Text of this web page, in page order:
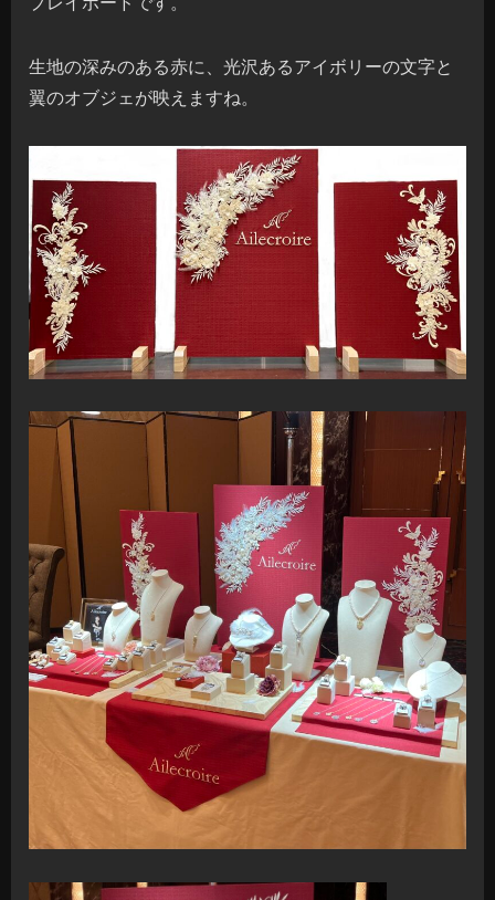
生地の深みのある赤に、光沢あるアイボリーの文字と
翼のオブジェが映えますね。